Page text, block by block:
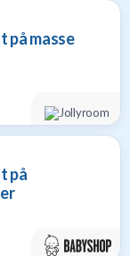
på masse
på